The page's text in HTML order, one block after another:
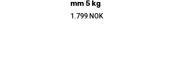
mm 5 kg
1.799 NOK